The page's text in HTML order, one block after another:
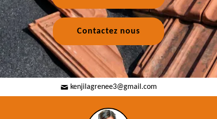
Contactez nous
kenjilagrenee3@gmail.com